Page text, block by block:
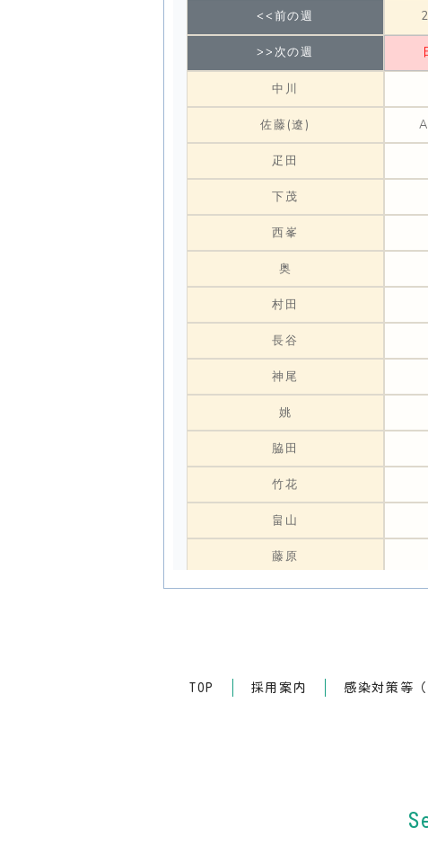
<<前の週
>>次の週
中川
佐藤(遼)
疋田
下茂
西峯
奥
村田
長谷
神尾
姚
脇田
竹花
畠山
藤原
小谷
TOP 採用案内 感染対策等（